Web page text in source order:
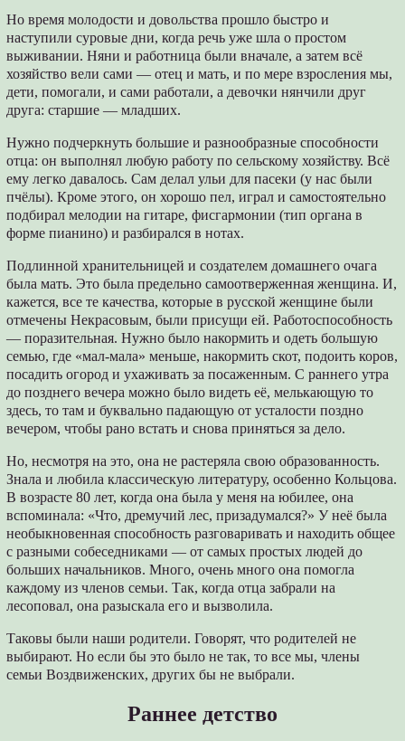
Но время молодости и довольства прошло быстро и
наступили суровые дни, когда речь уже шла о простом
выживании. Няни и работница были вначале, а затем всё
хозяйство вели сами — отец и мать, и по мере взросления мы,
дети, помогали, и сами работали, а девочки нянчили друг
друга: старшие — младших.
Нужно подчеркнуть большие и разнообразные способности
отца: он выполнял любую работу по сельскому хозяйству. Всё
ему легко давалось. Сам делал ульи для пасеки (у нас были
пчёлы). Кроме этого, он хорошо пел, играл и самостоятельно
подбирал мелодии на гитаре, фисгармонии (тип органа в
форме пианино) и разбирался в нотах.
Подлинной хранительницей и создателем домашнего очага
была мать. Это была предельно самоотверженная женщина. И,
кажется, все те качества, которые в русской женщине были
отмечены Некрасовым, были присущи ей. Работоспособность
— поразительная. Нужно было накормить и одеть большую
семью, где «мал-мала» меньше, накормить скот, подоить коров,
посадить огород и ухаживать за посаженным. С раннего утра
до позднего вечера можно было видеть её, мелькающую то
здесь, то там и буквально падающую от усталости поздно
вечером, чтобы рано встать и снова приняться за дело.
Но, несмотря на это, она не растеряла свою образованность.
Знала и любила классическую литературу, особенно Кольцова.
В возрасте 80 лет, когда она была у меня на юбилее, она
вспоминала: «Что, дремучий лес, призадумался?» У неё была
необыкновенная способность разговаривать и находить общее
с разными собеседниками — от самых простых людей до
больших начальников. Много, очень много она помогла
каждому из членов семьи. Так, когда отца забрали на
лесоповал, она разыскала его и вызволила.
Таковы были наши родители. Говорят, что родителей не
выбирают. Но если бы это было не так, то все мы, члены
семьи Воздвиженских, других бы не выбрали.
Раннее детство